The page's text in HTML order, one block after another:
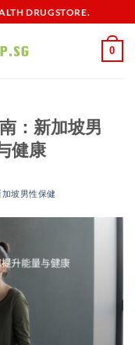
DRUGSTORE.
0
：新加坡男
健康
加坡男性保健​